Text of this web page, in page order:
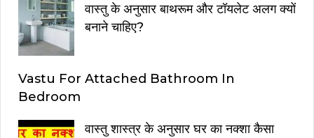
वास्तु के अनुसार बाथरूम और टॉयलेट अलग क्यों
बनाने चाहिए?
Vastu For Attached Bathroom In
Bedroom
वास्तु शास्त्र के अनुसार घर का नक्शा कैसा